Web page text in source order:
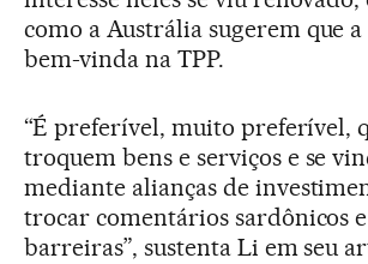
como a Austrália sugerem que
bem-vinda na TPP.
“É preferível, muito preferível,
troquem bens e serviços e se
mediante alianças de
trocar comentários sardônicos
barreiras”, sustenta Li em seu